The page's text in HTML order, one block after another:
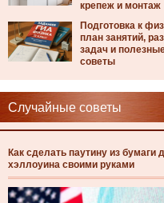
крепеж и монтаж
Подготовка к
план занятий,
задач и
советы
Случайные советы
Как сделать паутину из бумаги
хэллоуина своими руками